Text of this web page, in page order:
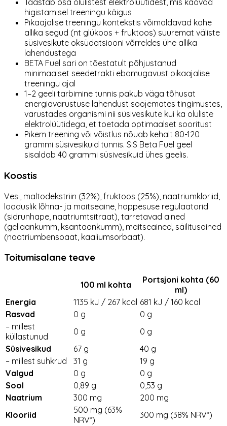
Taastab osa olulistest elektrolüütidest, mis kaovad
higistamisel treeningu käigus
Pikaajalise treeningu kontekstis võimaldavad kahe
allika segud (nt glükoos + fruktoos) suuremat väliste
süsivesikute oksüdatsiooni võrreldes ühe allika
lahendustega
BETA Fuel sari on tõestatult põhjustanud
minimaalset seedetrakti ebamugavust pikaajalise
treeningu ajal
1–2 geeli tarbimine tunnis pakub väga tõhusat
energiavarustuse lahendust soojemates tingimustes,
varustades organismi nii süsivesikute kui ka oluliste
elektrolüütidega, et toetada optimaalset sooritust
Pikem treening või võistlus nõuab kehalt 80-120
grammi süsivesikuid tunnis. SiS Beta Fuel geel
sisaldab 40 grammi süsivesikuid ühes geelis.
Koostis
Vesi, maltodekstriin (32%), fruktoos (25%), naatriumkloriid,
looduslik lõhna- ja maitseaine, happesuse regulaatorid
(sidrunhape, naatriumtsitraat), tarretavad ained
(gellaankumm, ksantaankumm), maitseained, säilitusained
(naatriumbensoaat, kaaliumsorbaat).
Toitumisalane teave
100 ml kohta
Portsjoni kohta (60
ml)
Energia
1135 kJ / 267 kcal 681 kJ / 160 kcal
Rasvad
0 g
0 g
– millest
küllastunud
0 g
0 g
Süsivesikud
67 g
40 g
– millest suhkrud
31 g
19 g
Valgud
0 g
0 g
Sool
0,89 g
0,53 g
Naatrium
300 mg
200 mg
Klooriid
500 mg (63%
NRV*)
300 mg (38% NRV*)